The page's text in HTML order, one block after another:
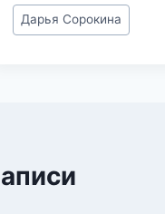
Метки
записи:
Дарья Сорокина